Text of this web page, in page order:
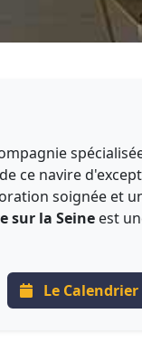
ce navire
soignée et
sur la Seine est
Le